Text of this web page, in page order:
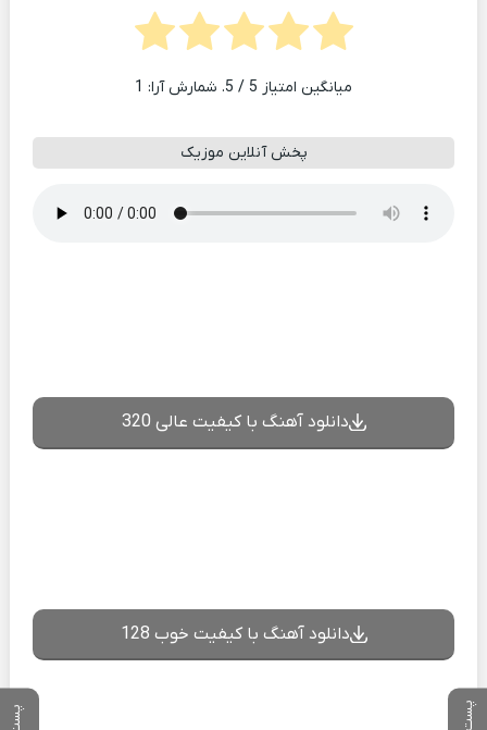
میانگین امتیاز 5 / 5. شمارش آرا: 1
پخش آنلاین موزیک
دانلود آهنگ با کیفیت عالی 320
دانلود آهنگ با کیفیت خوب 128